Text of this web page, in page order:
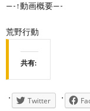
—-↑動画概要—-
荒野行動
共有:
Twitter